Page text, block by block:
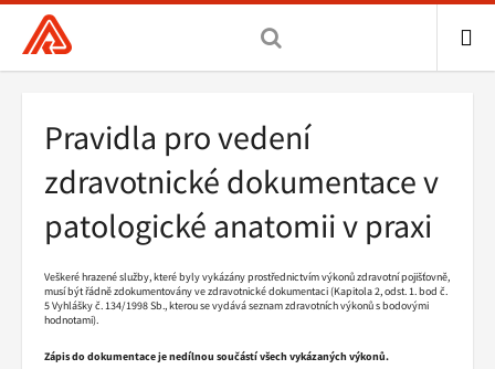
Všeobecná
zdravotní
hlavní
stránka
Drobečková
navigace
Pravidla pro vedení
zdravotnické dokumentace v
patologické anatomii v praxi
Veškeré hrazené služby, které byly vykázány prostřednictvím výkonů zdravotní pojišťovně,
musí být řádně zdokumentovány ve zdravotnické dokumentaci (Kapitola 2, odst. 1. bod č.
5 Vyhlášky č. 134/1998 Sb., kterou se vydává seznam zdravotních výkonů s bodovými
hodnotami).
Zápis do dokumentace je nedílnou součástí všech vykázaných výkonů.